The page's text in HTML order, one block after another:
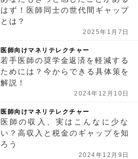
はず！医師同士の世代間ギャップ
とは？
2025年1月7日
医師向けマネリテレクチャー
若手医師の奨学金返済を軽減する
ためには？今からできる具体策を
解説！
2024年12月10日
医師向けマネリテレクチャー
医師の収入、実はこんなに少な
い？高収入と税金のギャップを知
ろう
2024年12月9日